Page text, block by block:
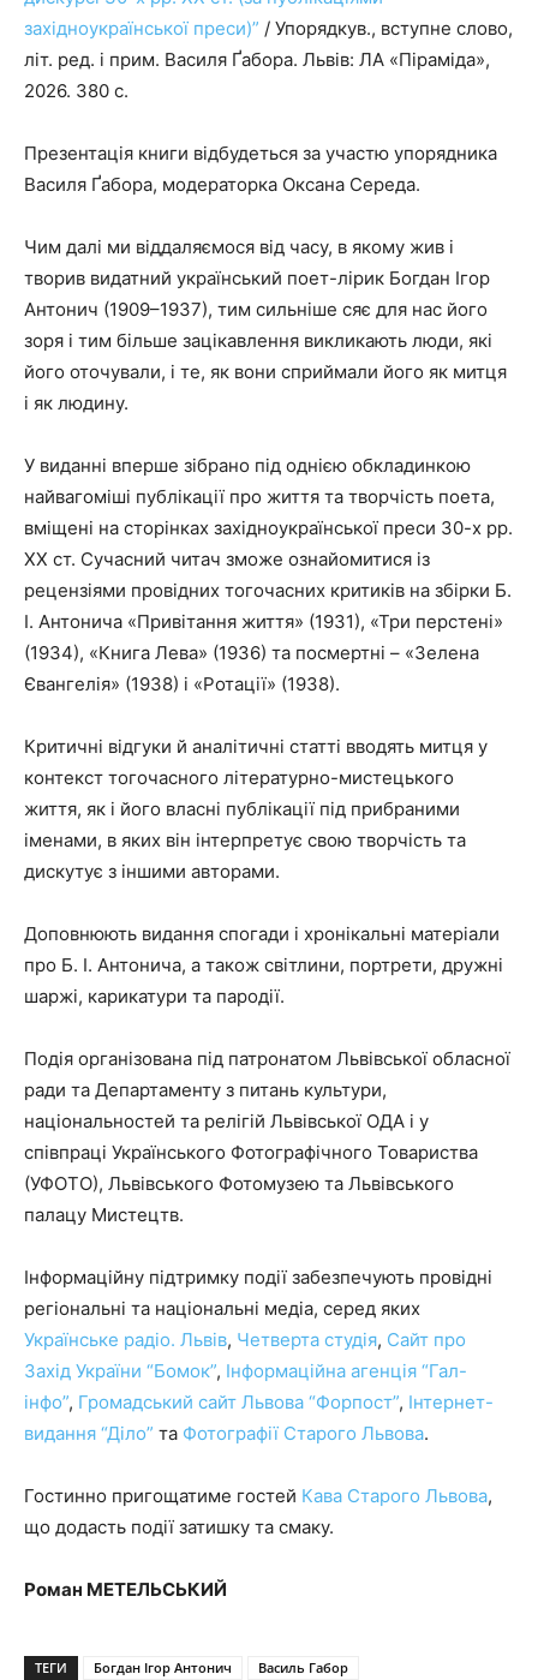
західноукраїнської преси)” / Упорядкув., вступне слово,
літ. ред. і прим. Василя Ґабора. Львів: ЛА «Піраміда»,
2026. 380 с.
Презентація книги відбудеться за участю упорядника
Василя Ґабора, модераторка Оксана Середа.
Чим далі ми віддаляємося від часу, в якому жив і
творив видатний український поет-лірик Богдан Ігор
Антонич (1909–1937), тим сильніше сяє для нас його
зоря і тим більше зацікавлення викликають люди, які
його оточували, і те, як вони сприймали його як митця
і як людину.
У виданні вперше зібрано під однією обкладинкою
найвагоміші публікації про життя та творчість поета,
вміщені на сторінках західноукраїнської преси 30-х рр.
ХХ ст. Сучасний читач зможе ознайомитися із
рецензіями провідних тогочасних критиків на збірки Б.
І. Антонича «Привітання життя» (1931), «Три перстені»
(1934), «Книга Лева» (1936) та посмертні – «Зелена
Євангелія» (1938) і «Ротації» (1938).
Критичні відгуки й аналітичні статті вводять митця у
контекст тогочасного літературно-мистецького
життя, як і його власні публікації під прибраними
іменами, в яких він інтерпретує свою творчість та
дискутує з іншими авторами.
Доповнюють видання спогади і хронікальні матеріали
про Б. І. Антонича, а також світлини, портрети, дружні
шаржі, карикатури та пародії.
Подія організована під патронатом Львівської обласної
ради та Департаменту з питань культури,
національностей та релігій Львівської ОДА і у
співпраці Українського Фотографічного Товариства
(УФОТО), Львівського Фотомузею та Львівського
палацу Мистецтв.
Інформаційну підтримку події забезпечують провідні
регіональні та національні медіа, серед яких
Українське радіо. Львів, Четверта студія, Сайт про
Захід України “Бомок”, Інформаційна агенція “Гал-
інфо”, Громадський сайт Львова “Форпост”, Інтернет-
видання “Діло” та Фотографії Старого Львова.
Гостинно пригощатиме гостей Кава Старого Львова,
що додасть події затишку та смаку.
Роман МЕТЕЛЬСЬКИЙ
ТЕГИ Богдан Ігор Антонич Василь Габор